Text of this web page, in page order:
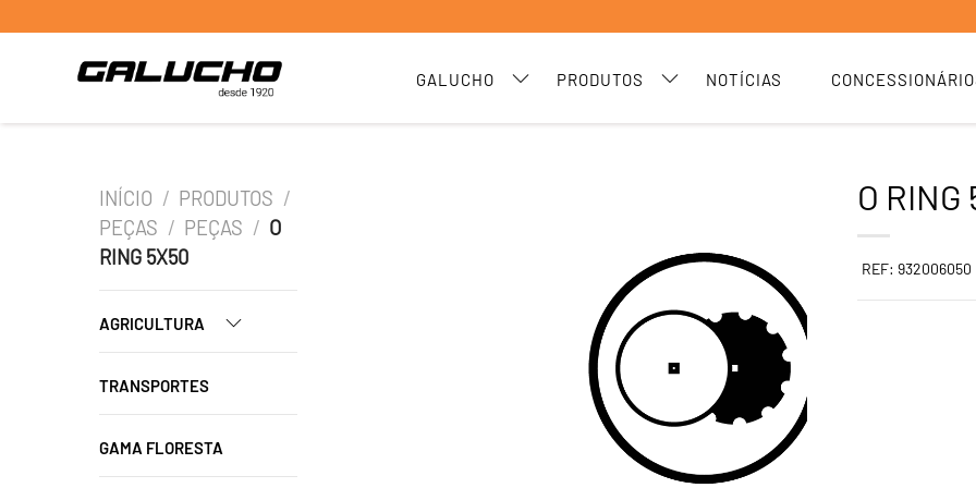
GALUCHO PRODUTOS NOTÍCIAS
INÍCIO / PRODUTOS /
PEÇAS / PEÇAS / O
RING 5X50
AGRICULTURA
TRANSPORTES
GAMA FLORESTA
O RING
REF: 932006050